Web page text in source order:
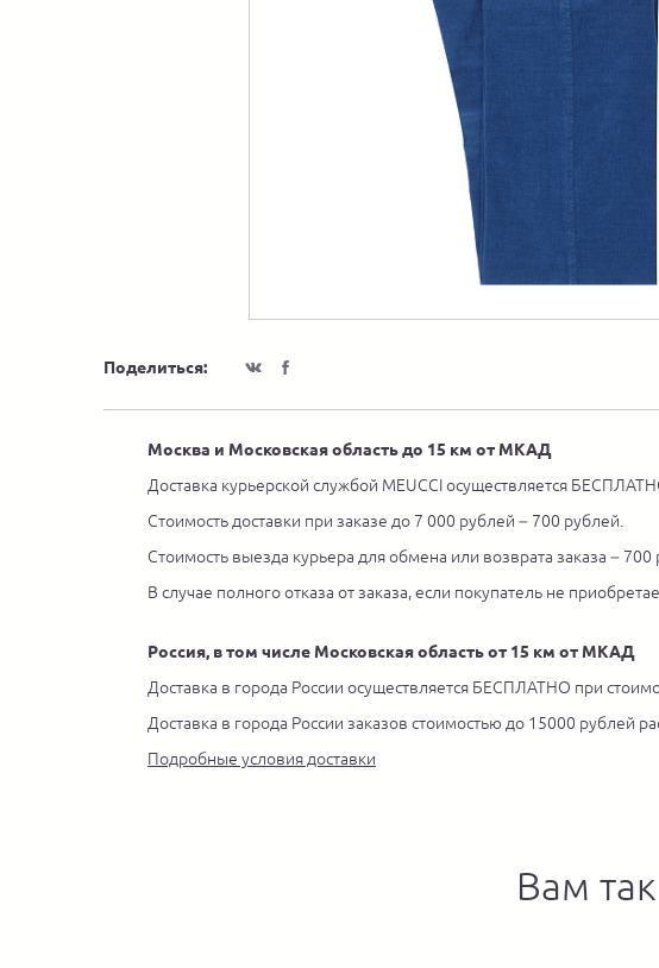
Поделиться:
Москва и Московская область до 15 км от МКАД
Доставка курьерской службой MEUCCI осуществляется
Стоимость доставки при заказе до 7 000 рублей – 700 рублей.
Стоимость выезда курьера для обмена или возврата заказа – 700
В случае полного отказа от заказа, если покупатель не
Россия, в том числе Московская область от 15 км от МКАД
Доставка в города России осуществляется БЕСПЛАТНО при
Доставка в города России заказов стоимостью до 15000 рублей
Подробные условия доставки
Вам